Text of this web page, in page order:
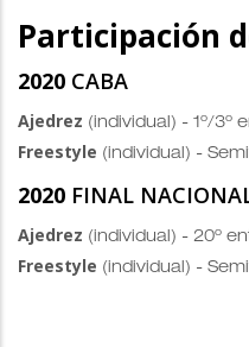
Participación
2020 CABA
Ajedrez (individual) - 1º/3º
Freestyle (individual) -
2020 FINAL
Ajedrez (individual) - 20º
Freestyle (individual) -